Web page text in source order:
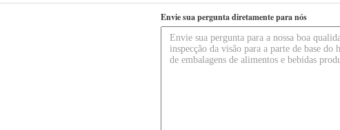
Envie sua pergunta diretamente para nós